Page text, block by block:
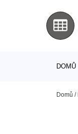
DOMŮ
Domů /